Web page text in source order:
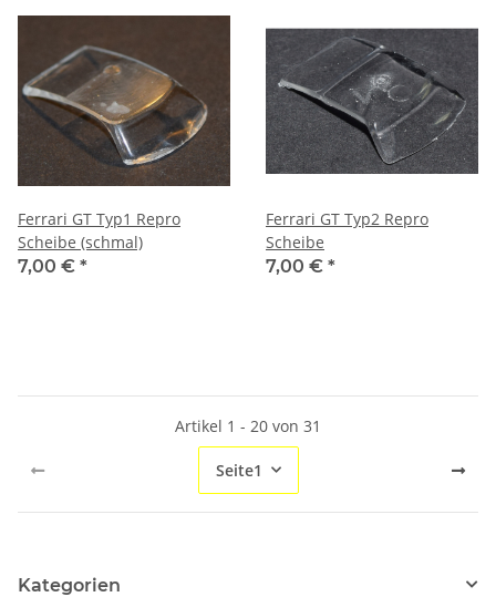
Ferrari GT Typ1 Repro
Scheibe (schmal)
7,00 € *
Ferrari GT Typ2 Repro
Scheibe
7,00 € *
Artikel 1 - 20 von 31
Seite1
Kategorien